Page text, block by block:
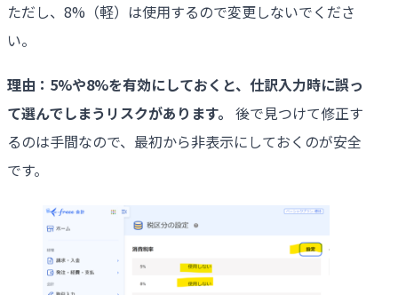
ただし、8%（軽）は使用するので変更しないでくださ
い。
理由：5%や8%を有効にしておくと、仕訳入力時に誤っ
て選んでしまうリスクがあります。 後で見つけて修正す
るのは手間なので、最初から非表示にしておくのが安全
です。